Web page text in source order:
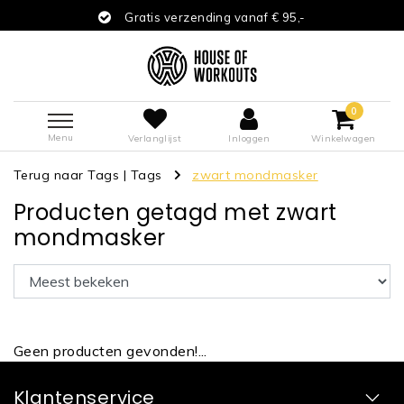
Gratis verzending vanaf € 95,-
Menu Verlanglijst Inloggen
0
Winkelwagen
Terug naar Tags | Tags zwart mondmasker
Producten getagd met zwart
mondmasker
Geen producten gevonden!...
Klantenservice